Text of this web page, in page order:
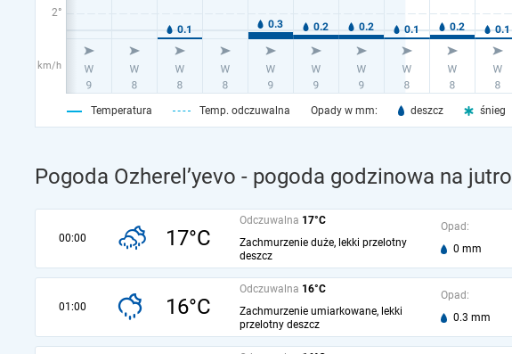
2°
km/h
Temperatura Temp. odczuwalna Opady w mm: deszcz śnieg
Pogoda Ozherel’yevo - pogoda godzinowa na jutro
00:00 17°C
Odczuwalna 17°C
Zachmurzenie duże, lekki przelotny
deszcz
Opad:
0 mm
01:00 16°C
Odczuwalna 16°C
Zachmurzenie umiarkowane, lekki
przelotny deszcz
Opad:
0.3 mm